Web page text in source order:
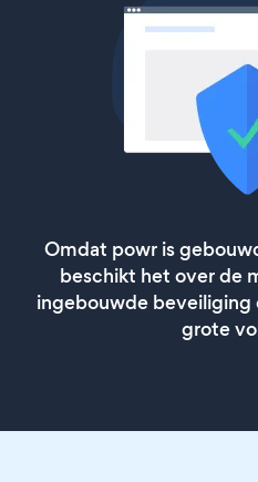
Omdat powr is
beschikt het over de
ingebouwde
grote